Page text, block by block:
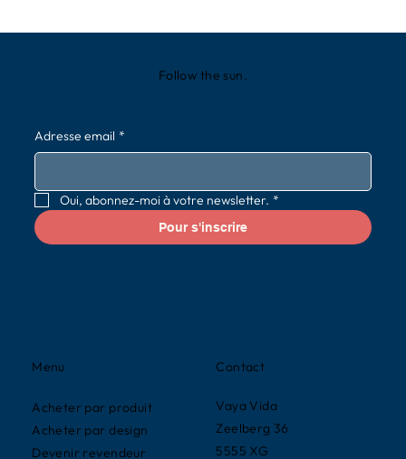
Contact
Vaya Vida
Zeelberg 36
5555 XG
Menu
Acheter par produit
Acheter par design
Devenir revendeur
Follow the sun.
Adresse email *
Oui, abonnez-moi à votre newsletter. *
Pour s'inscrire